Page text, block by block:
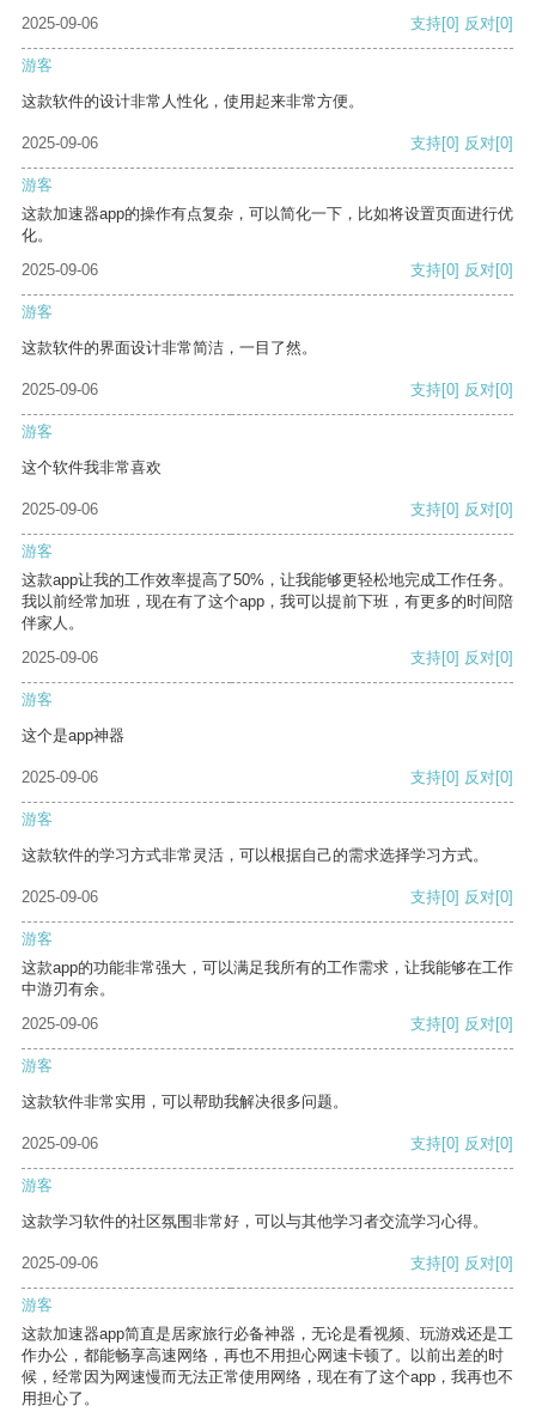
2025-09-06
支持[0] 反对[0]
游客
这款软件的设计非常人性化，使用起来非常方便。
2025-09-06 支持[0] 反对[0]
游客
这款加速器app的操作有点复杂，可以简化一下，比如将设置页面进行优
化。
2025-09-06
支持[0] 反对[0]
游客
这款软件的界面设计非常简洁，一目了然。
2025-09-06 支持[0] 反对[0]
游客
这个软件我非常喜欢
2025-09-06 支持[0] 反对[0]
游客
这款app让我的工作效率提高了50%，让我能够更轻松地完成工作任务。
我以前经常加班，现在有了这个app，我可以提前下班，有更多的时间陪
伴家人。
2025-09-06
支持[0] 反对[0]
游客
这个是app神器
2025-09-06 支持[0] 反对[0]
游客
这款软件的学习方式非常灵活，可以根据自己的需求选择学习方式。
2025-09-06 支持[0] 反对[0]
游客
这款app的功能非常强大，可以满足我所有的工作需求，让我能够在工作
中游刃有余。
2025-09-06
支持[0] 反对[0]
游客
这款软件非常实用，可以帮助我解决很多问题。
2025-09-06 支持[0] 反对[0]
游客
这款学习软件的社区氛围非常好，可以与其他学习者交流学习心得。
2025-09-06 支持[0] 反对[0]
游客
这款加速器app简直是居家旅行必备神器，无论是看视频、玩游戏还是工
作办公，都能畅享高速网络，再也不用担心网速卡顿了。以前出差的时
候，经常因为网速慢而无法正常使用网络，现在有了这个app，我再也不
用担心了。